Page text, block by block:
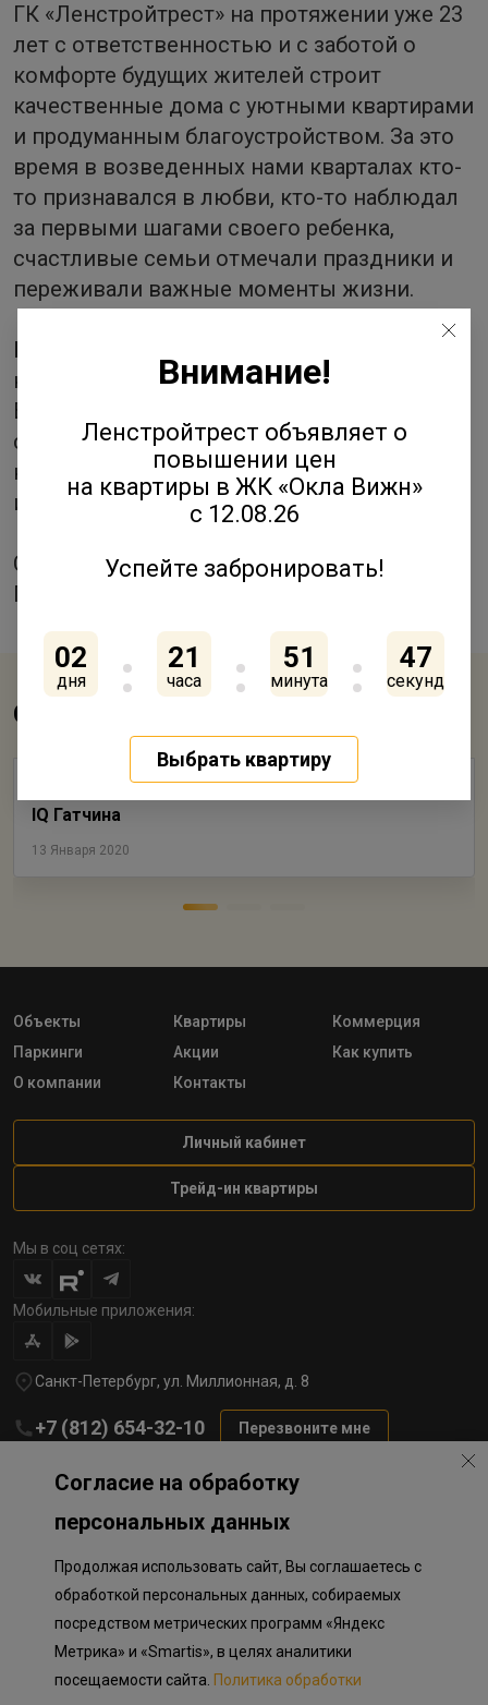
ГК «Ленстройтрест» на протяжении уже 23
лет с ответственностью и с заботой о
комфорте будущих жителей строит
качественные дома с уютными квартирами
и продуманным благоустройством. За это
время в возведенных нами кварталах кто-
то признавался в любви, кто-то наблюдал
за первыми шагами своего ребенка,
счастливые семьи отмечали праздники и
переживали важные моменты жизни.
Благодарим вас за доверие к нашей
компании!
В новом году мы продолжим и дальше
создавать вдохновляющую жилую среду,
которую вы сможете наполнять счастьем
и теплом!
С искренними пожеланиями,
Группа Компаний "Ленстройтрест".
Смотрите также
Губернатор Ленобласти посетил детский сад в
IQ Гатчина
13 Января 2020
Объекты Квартиры
Коммерция
Паркинги
Акции
Как купить
О компании
Контакты
Личный кабинет
Трейд-ин квартиры
Мы в соц сетях:
Мобильные приложения:
Санкт-Петербург, ул. Миллионная, д. 8
+7 (812) 654-32-10 Перезвоните мне
Политика обработки персональных данных
Информация о плановом направлении средств
на строительство соц.объектов в Окле
Приложение к программе лояльности
Разработка сайта «Пикмедиа»
Информация, представленная на сайте, носит исключительно
Внимание!
Ленстройтрест объявляет о
повышении цен
на квартиры в ЖК «Окла Вижн»
с 12.08.26
Успейте забронировать!
02
дня
21
часа
51
минута
46
секунд
Выбрать квартиру
Согласие на обработку
персональных данных
Продолжая использовать сайт, Вы соглашаетесь с
обработкой персональных данных, собираемых
посредством метрических программ «Яндекс
Метрика» и «Smartis», в целях аналитики
посещаемости сайта. Политика обработки